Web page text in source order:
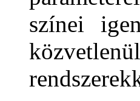
színei